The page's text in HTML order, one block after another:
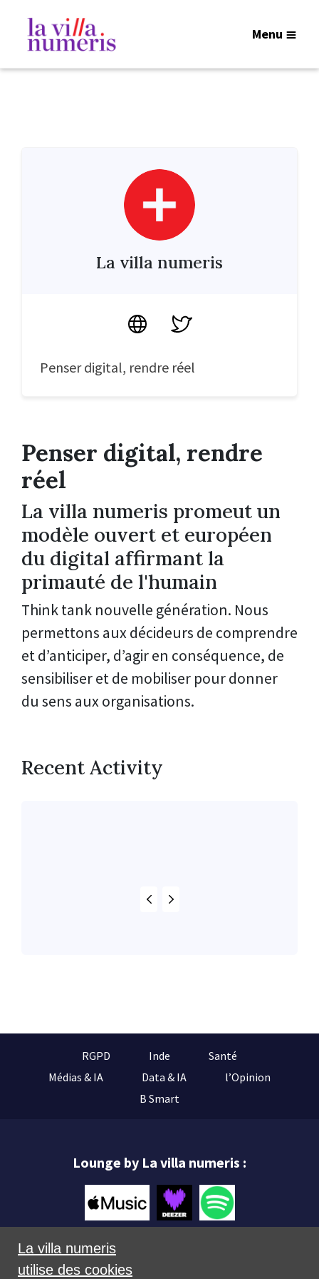
Menu
La villa numeris
Site Twitter
Penser digital, rendre réel
Penser digital, rendre
réel
La villa numeris promeut un
modèle ouvert et européen
du digital affirmant la
primauté de l'humain
Think tank nouvelle génération. Nous
permettons aux décideurs de comprendre
et d’anticiper, d’agir en conséquence, de
sensibiliser et de mobiliser pour donner
du sens aux organisations.
Recent Activity
RGPD Inde
Santé
Médias & IA
Data & IA
l’Opinion
B Smart
Lounge by La villa numeris :
La villa numeris
utilise des cookies